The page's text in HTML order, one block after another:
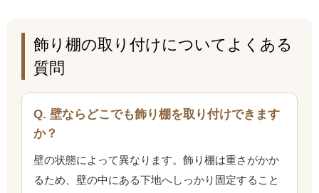
飾り棚の取り付けについてよくある
質問
Q. 壁ならどこでも飾り棚を取り付けできます
か？
壁の状態によって異なります。飾り棚は重さがかか
るため、壁の中にある下地へしっかり固定すること